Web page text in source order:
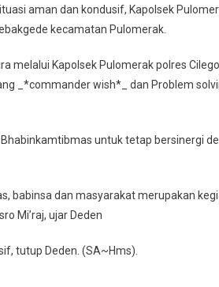
aman dan kondusif, Kapolsek
kecamatan Pulomerak.
melalui Kapolsek Pulomerak polres
_*commander wish*_ dan Problem
untuk tetap bersinergi
babinsa dan masyarakat merupakan
Mi’raj, ujar Deden
tutup Deden. (SA~Hms).